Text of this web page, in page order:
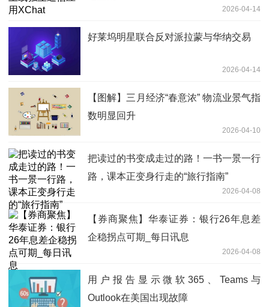
2026-04-14
好莱坞明星联合反对派拉蒙与华纳交易
2026-04-14
【图解】三月经济“春意浓” 物流业景气指
数明显回升
2026-04-10
把读过的书变成走过的路！一书一景一行
路，课本正变身行走的“旅行指南”
2026-04-08
【券商聚焦】华泰证券：银行26年息差
企稳拐点可期_每日讯息
2026-04-08
用户报告显示微软365、Teams与
Outlook在美国出现故障